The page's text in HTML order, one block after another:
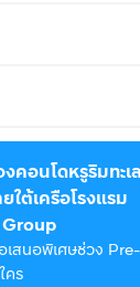
นน์ เซ็นเตอร์ ชั้น
ด (สำนักงานใหญ่)
งคอนโดหรูริมทะเล
ใต้เครือโรงแรม
สนอพิเศษช่วง Pre-
คร